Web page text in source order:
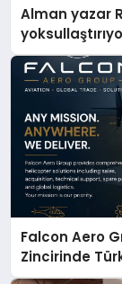
Alman yazar Rügemer:
Falcon Aero
Zincirinde